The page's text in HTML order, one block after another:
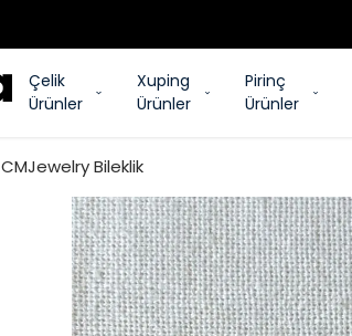
Çelik
Ürünler
Xuping
Ürünler
Pirinç
Ürünler
CMJewelry Bileklik